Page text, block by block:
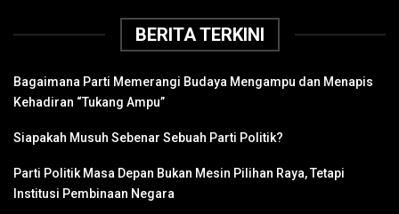
BERITA TERKINI
Bagaimana Parti Memerangi Budaya Mengampu dan Menapis
Kehadiran “Tukang Ampu”
Siapakah Musuh Sebenar Sebuah Parti Politik?
Parti Politik Masa Depan Bukan Mesin Pilihan Raya, Tetapi
Institusi Pembinaan Negara